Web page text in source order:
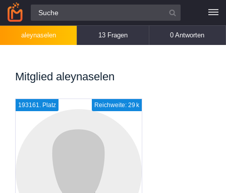
Alle Fragen
aleynaselen 13 Fragen 0 Antworten
Mitglied aleynaselen
Reichweite: 29 k
193161. Platz